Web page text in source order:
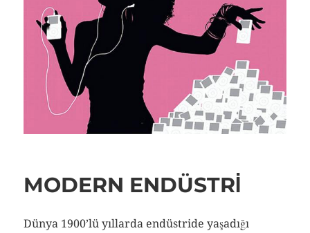
MODERN ENDÜSTRI
Dünya 1900’lü yıllarda endüstride yaşadığı